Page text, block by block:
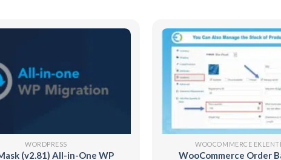
WORDPRESS
(v2.81) All-in-One WP
WOOCOMMERCE
WooCommerce Order